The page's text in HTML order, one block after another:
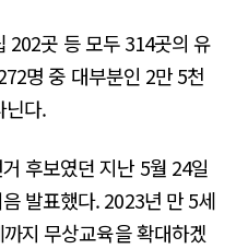
202곳 등 모두 314곳의 유
명 중 대부분인 2만 5천
닌다.
후보였던 지난 5월 24일
발표했다. 2023년 만 5세
지 무상교육을 확대하겠